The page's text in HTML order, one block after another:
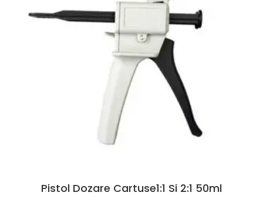
Pistol Dozare Cartuse1:1 Si 2:1 50ml